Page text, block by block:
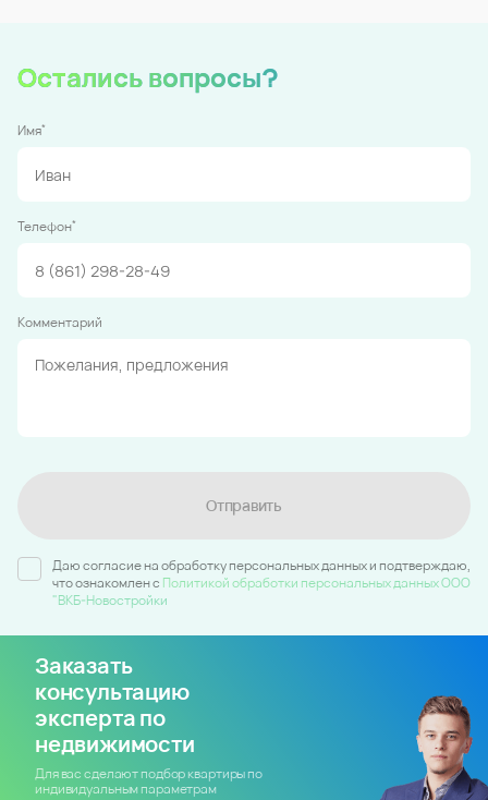
Остались вопросы?
Имя*
Телефон*
Комментарий
Отправить
Даю согласие на обработку персональных данных и подтверждаю,
что ознакомлен c Политикой обработки персональных данных ООО
"ВКБ-Новостройки
Заказать
консультацию
эксперта по
недвижимости
Для вас сделают подбор квартиры по
индивидуальным параметрам